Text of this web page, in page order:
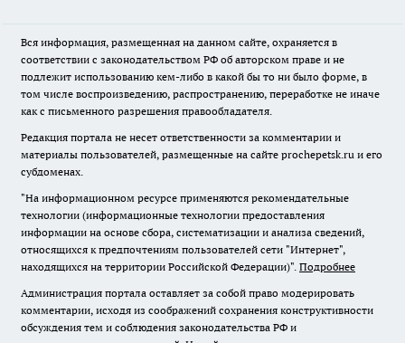
Вся информация, размещенная на данном сайте, охраняется в
соответствии с законодательством РФ об авторском праве и не
подлежит использованию кем-либо в какой бы то ни было форме, в
том числе воспроизведению, распространению, переработке не иначе
как с письменного разрешения правообладателя.
Редакция портала не несет ответственности за комментарии и
материалы пользователей, размещенные на сайте prochepetsk.ru и его
субдоменах.
"На информационном ресурсе применяются рекомендательные
технологии (информационные технологии предоставления
информации на основе сбора, систематизации и анализа сведений,
относящихся к предпочтениям пользователей сети "Интернет",
находящихся на территории Российской Федерации)". Подробнее
Администрация портала оставляет за собой право модерировать
комментарии, исходя из соображений сохранения конструктивности
обсуждения тем и соблюдения законодательства РФ и